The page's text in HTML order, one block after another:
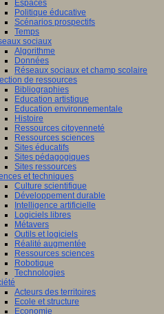
Espaces
Politique éducative
Scénarios prospectifs
Temps
sociaux
Algorithme
Données
Réseaux sociaux et champ scolaire
de ressources
Bibliographies
Education artistique
Education environnementale
Histoire
Ressources citoyenneté
Ressources sciences
Sites éducatifs
Sites pédagogiques
Sites ressources
et techniques
Culture scientifique
Développement durable
Intelligence artificielle
Logiciels libres
Métavers
Outils et logiciels
Réalité augmentée
Ressources sciences
Robotique
Technologies
Acteurs des territoires
Ecole et structure
Economie